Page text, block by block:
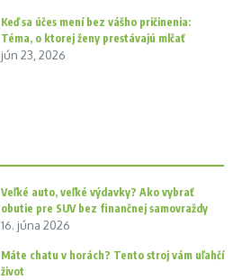
Keď sa účes mení bez vášho pričinenia:
Téma, o ktorej ženy prestávajú mlčať
jún 23, 2026
Veľké auto, veľké výdavky? Ako vybrať
obutie pre SUV bez finančnej samovraždy
16. júna 2026
Máte chatu v horách? Tento stroj vám uľahčí
život